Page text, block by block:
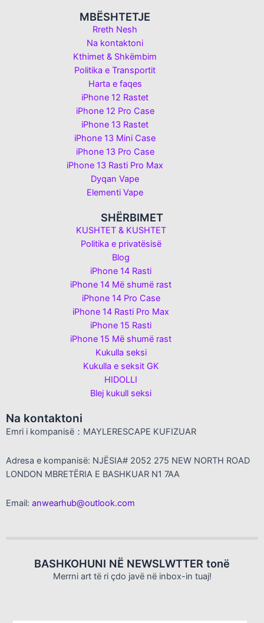
MBËSHTETJE
Rreth Nesh
Na kontaktoni
Kthimet & Shkëmbim
Politika e Transportit
Harta e faqes
iPhone 12 Rastet
iPhone 12 Pro Case
iPhone 13 Rastet
iPhone 13 Mini Case
iPhone 13 Pro Case
iPhone 13 Rasti Pro Max
Dyqan Vape
Elementi Vape
SHËRBIMET
KUSHTET & KUSHTET
Politika e privatësisë
Blog
iPhone 14 Rasti
iPhone 14 Më shumë rast
iPhone 14 Pro Case
iPhone 14 Rasti Pro Max
iPhone 15 Rasti
iPhone 15 Më shumë rast
Kukulla seksi
Kukulla e seksit GK
HIDOLLI
Blej kukull seksi
Na kontaktoni
Emri i kompanisë：MAYLERESCAPE KUFIZUAR
Adresa e kompanisë: NJËSIA# 2052 275 NEW NORTH ROAD
LONDON MBRETËRIA E BASHKUAR N1 7AA
Email: anwearhub@outlook.com
BASHKOHUNI NË NEWSLWTTER tonë
Merrni art të ri çdo javë në inbox-in tuaj!